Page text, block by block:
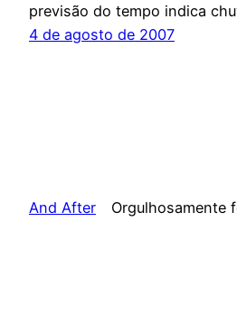
previsão do tempo indica
4 de agosto de 2007
And After Orgulhosamente